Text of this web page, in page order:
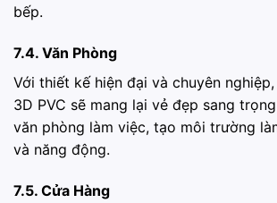
bếp.
7.4. Văn Phòng
Với thiết kế hiện đại và chuyên
3D PVC sẽ mang lại vẻ đẹp sang
văn phòng làm việc, tạo môi trường
và năng động.
7.5. Cửa Hàng